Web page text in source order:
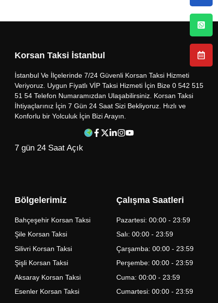
Korsan Taksi İstanbul
İstanbul Ve İlçelerinde 7/24 Güvenli Korsan Taksi Hizmeti
Veriyoruz. Uygun Fiyatlı VİP Taksi Hizmeti İçin Bize 0 542 515
51 54 Telefon Numaramızdan Ulaşabilirsiniz. Korsan Taksi
İhtiyaçlarınız İçin 7 Gün 24 Saat Sizi Bekliyoruz. Hızlı ve
Konforlu bir Yolculuk İçin Bizi Arayın.
7 gün 24 Saat Açık
Bölgelerimiz
Bahçeşehir Korsan Taksi
Şile Korsan Taksi
Silivri Korsan Taksi
Şişli Korsan Taksi
Aksaray Korsan Taksi
Esenler Korsan Taksi
Çalışma Saatleri
Pazartesi: 00:00 - 23:59
Salı: 00:00 - 23:59
Çarşamba: 00:00 - 23:59
Perşembe: 00:00 - 23:59
Cuma: 00:00 - 23:59
Cumartesi: 00:00 - 23:59